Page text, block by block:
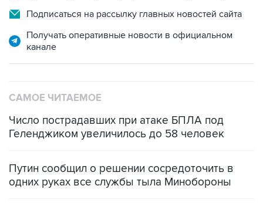
Подписаться на рассылку главных новостей сайта
Получать оперативные новости в официальном
канале
САМОЕ ЧИТАЕМОЕ
Число пострадавших при атаке БПЛА под
Геленджиком увеличилось до 58 человек
Путин сообщил о решении сосредоточить в
одних руках все службы тыла Минобороны